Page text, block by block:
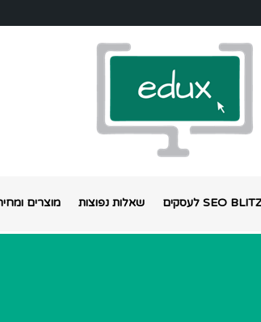
שאלות נפוצות מוצרים